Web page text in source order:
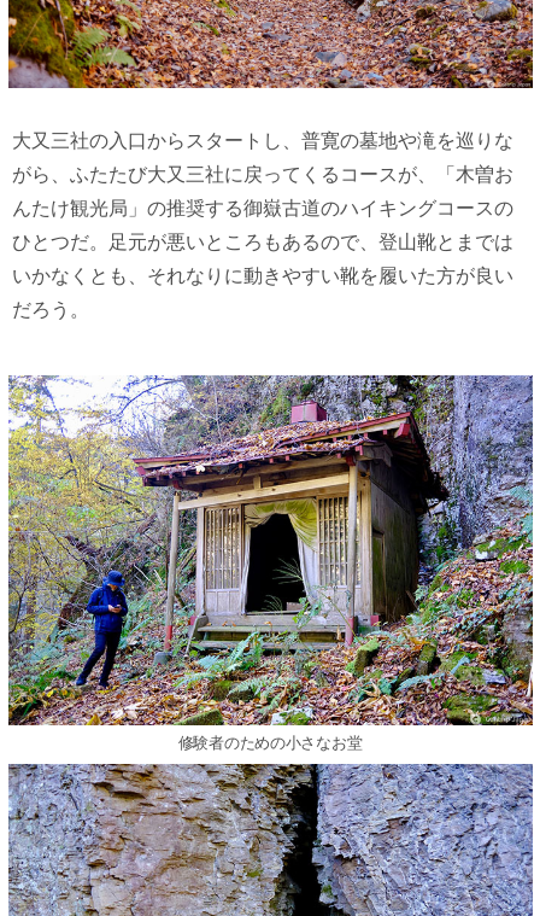
大又三社の入口からスタートし、普寛の墓地や滝を巡りな
がら、ふたたび大又三社に戻ってくるコースが、「木曽お
んたけ観光局」の推奨する御嶽古道のハイキングコースの
ひとつだ。足元が悪いところもあるので、登山靴とまでは
いかなくとも、それなりに動きやすい靴を履いた方が良い
だろう。
修験者のための小さなお堂